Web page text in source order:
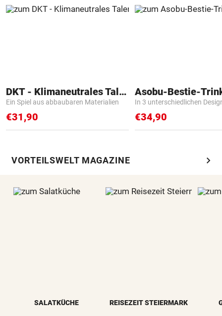
DKT - Klimaneutrales Talent
Ein Spiel aus abbaubaren Materialien
€31,90
Asobu-Bestie-
In 3 unterschiedlichen
€34,90
VORTEILSWELT MAGAZINE chevron_right
SALATKÜCHE REISEZEIT STEIERMARK